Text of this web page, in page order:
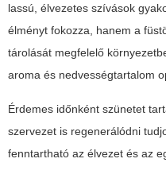
lassú, élvezetes szívások
élményt fokozza, hanem a
tárolását megfelelő
aroma és nedvességtartalom
Érdemes időnként szünetet
szervezet is regenerálódni
fenntartható az élvezet és az